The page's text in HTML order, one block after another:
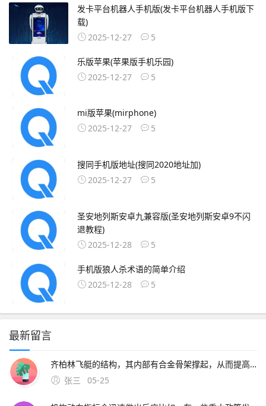
发卡平台机器人手机版(发卡平台机器人手机版下
载)
2025-12-27
5
乐版苹果(苹果版手机乐园)
2025-12-27
5
mi版苹果(mirphone)
2025-12-27
5
搜同手机版地址(搜同2020地址加)
2025-12-27
5
圣安地列斯安卓九兼容版(圣安地列斯安卓9不闪
退教程)
2025-12-28
5
手机版狼人杀术语的简单介绍
2025-12-28
5
最新留言
齐柏林飞艇的结构，其内部有合金骨架撑起，从而提高了飞艇的安全性一艘软式飞艇在遭遇强风时的景象，此时其艇身会出现扭曲，从。飞艇一代通过和苹果DOCK连接叩开了手机音响的大门，其优质的音色和独特的造型一样给这个新兴市场留下了深刻印象齐柏林飞艇。齐柏林飞艇
张三
05-25